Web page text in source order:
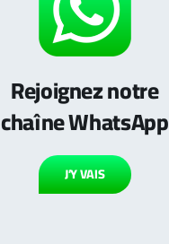
Rejoignez notre
chaîne WhatsApp
J’Y VAIS